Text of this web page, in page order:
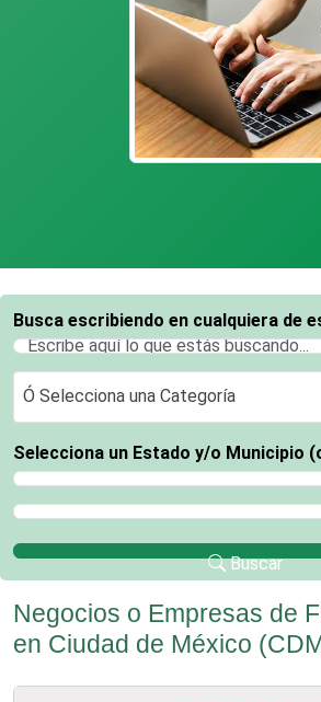
Busca escribiendo en cualquiera de
Ó Selecciona una Categoría
Ó Selecciona una Categoría
Selecciona un Estado y/o Municipio
Selecciona un Estado
Selecciona un Municipio
Buscar
Negocios o Empresas de
en Ciudad de México